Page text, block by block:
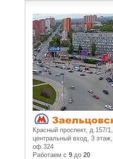
Красный проспект, д.157/1,
центральный вход, 3 этаж,
оф.324
Работаем с 9до 20